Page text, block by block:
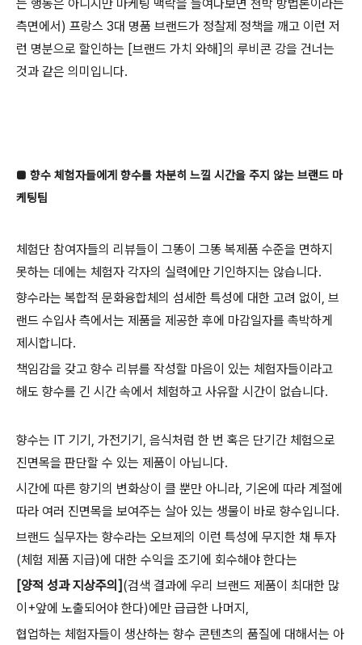
는 행동은 아니지만 마케팅 맥락을 들여다보면 천박 방법론이라는
측면에서) 프랑스 3대 명품 브랜드가 정찰제 정책을 깨고 이런 저
런 명분으로 할인하는 [브랜드 가치 와해]의 루비콘 강을 건너는
것과 같은 의미입니다.
■ 향수 체험자들에게 향수를 차분히 느낄 시간을 주지 않는 브랜드 마
케팅팀
체험단 참여자들의 리뷰들이 그똥이 그똥 복제품 수준을 면하지
못하는 데에는 체험자 각자의 실력에만 기인하지는 않습니다.
향수라는 복합적 문화융합체의 섬세한 특성에 대한 고려 없이, 브
랜드 수입사 측에서는 제품을 제공한 후에 마감일자를 촉박하게
제시합니다.
책임감을 갖고 향수 리뷰를 작성할 마음이 있는 체험자들이라고
해도 향수를 긴 시간 속에서 체험하고 사유할 시간이 없습니다.
향수는 IT 기기, 가전기기, 음식처럼 한 번 혹은 단기간 체험으로
진면목을 판단할 수 있는 제품이 아닙니다.
시간에 따른 향기의 변화상이 클 뿐만 아니라, 기온에 따라 계절에
따라 여러 진면목을 보여주는 살아 있는 생물이 바로 향수입니다.
브랜드 실무자는 향수라는 오브제의 이런 특성에 무지한 채 투자
(체험 제품 지급)에 대한 수익을 조기에 회수해야 한다는
[양적 성과 지상주의] (검색 결과에 우리 브랜드 제품이 최대한 많
이+앞에 노출되어야 한다)에만 급급한 나머지,
협업하는 체험자들이 생산하는 향수 콘텐츠의 품질에 대해서는 아